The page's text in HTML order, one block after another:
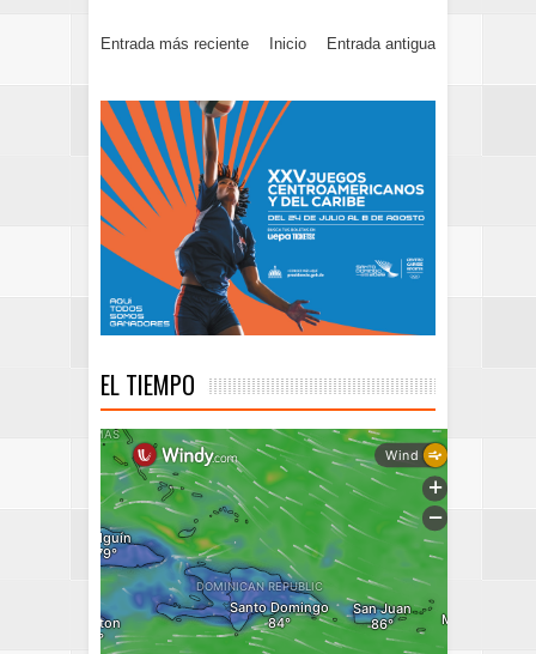
Entrada más reciente Entrada antigua
Inicio
EL TIEMPO